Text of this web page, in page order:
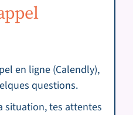
en ligne (Calendly),
questions.
situation, tes attentes